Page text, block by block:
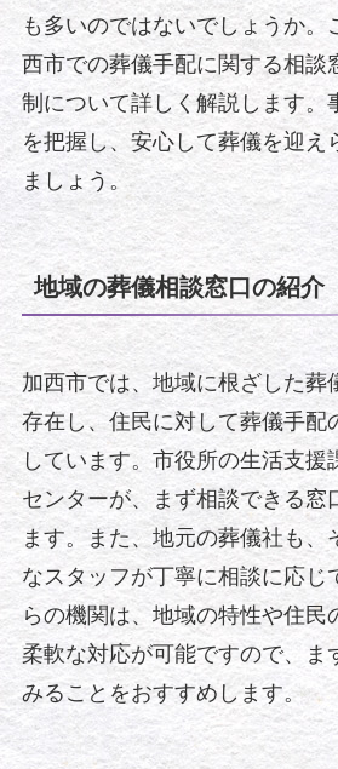
も多いのではないでしょうか。
西市での葬儀手配に関する相談
制について詳しく解説します。
を把握し、安心して葬儀を迎え
ましょう。
地域の葬儀相談窓口の紹介
加西市では、地域に根ざした葬
存在し、住民に対して葬儀手配
しています。市役所の生活支援
センターが、まず相談できる窓
ます。また、地元の葬儀社も、
なスタッフが丁寧に相談に応じ
らの機関は、地域の特性や住民
柔軟な対応が可能ですので、ま
みることをおすすめします。